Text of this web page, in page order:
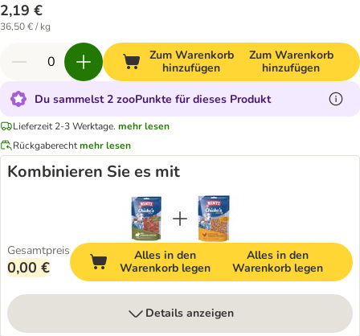
2,19 €
36,50 € / kg
Zum Warenkorb
hinzufügen
Zum Warenkorb
hinzufügen
Du sammelst 2 zooPunkte für dieses Produkt
Lieferzeit 2-3 Werktage. mehr lesen
Rückgaberechtmehr lesen
Kombinieren Sie es mit
Gesamtpreis
0,00 €
Alles in den
Warenkorb legen
Alles in den
Warenkorb legen
Details anzeigen